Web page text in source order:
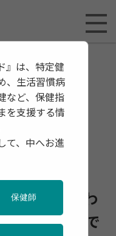
的に対策 わ
フルネス」で
』は、特定健
、生活習慣病
など、保健指
を支援する情
て、中へお進
保健師